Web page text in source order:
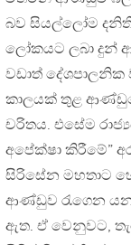
බව සියල්ලෝම දනිති.
ලෝකයට ලබා දුන්
වඩාත්
කාලයක් තුළ
චරිතය. එසේම
අපේක්ෂා කිරීමේ”
සිරිසේන මහතාට
ආණ්ඩුව රැගෙන
ඇත. ඒ වෙනුවට,